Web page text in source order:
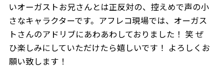
いオーガストお兄さんとは正反対の、控えめで声の小
さなキャラクターです。アフレコ現場では、オーガス
トさんのアドリブにあわあわしておりました！ 笑 ぜ
ひ楽しみにしていただけたら嬉しいです！ よろしくお
願い致します！